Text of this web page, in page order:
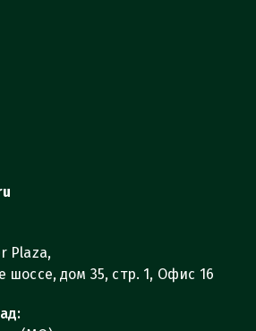
Plaza,
шоссе, дом 35, стр. 1, Офис 16